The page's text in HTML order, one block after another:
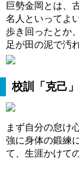
巨勢金岡とは、
名人といってよ
歩き回ったとか
足が田の泥で汚
校訓「克己」
まず自分の怠け
強に身体の鍛練
て、生涯かけて